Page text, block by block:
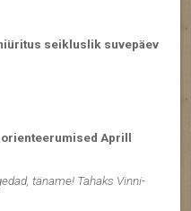
seikluslik suvepäev
Aprill
täname! Tahaks Vinni-